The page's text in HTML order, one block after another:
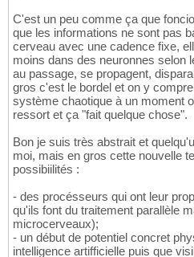
C'est un peu comme ça que
que les informations ne sont pas
cerveau avec une cadence fixe,
moins dans des neuronnes selon
au passage, se propagent,
gros c'est le bordel et on y
système chaotique à un moment
ressort et ça "fait quelque chose".
Bon je suis très abstrait et
moi, mais en gros cette nouvelle
possibiilités :
- des procésseurs qui ont leur
qu'ils font du traitement parallèle
microcerveaux);
- un début de potentiel concret
intelligence artifficielle puis que